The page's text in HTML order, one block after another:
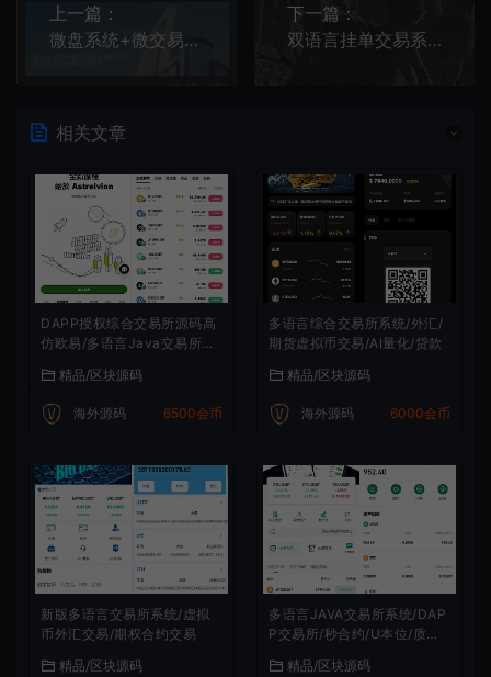
上一篇：
微盘系统+微交易+外汇投资源码
下一篇：
双语言挂单交易系统源码 | 自适应股票交易推广平台
相关文章
DAPP授权综合交易所源码高
仿欧易/多语言Java交易所源
精品/区块源码
海外源码 6500会币
多语言综合交易所系统/外汇/
期货虚拟币交易/AI量化/贷款
精品/区块源码
海外源码 6000会币
新版多语言交易所系统/虚拟
币外汇交易/期权合约交易
精品/区块源码
多语言JAVA交易所系统/DAP
P交易所/秒合约/U本位/质押
精品/区块源码